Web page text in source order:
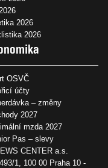
2026
2026
OSVČ
účty
– změny
2027
mzda 2027
Pas – slevy
CENTER a.s.
1, 100 00 Praha 10 -